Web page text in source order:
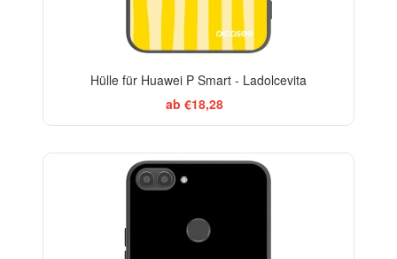
Hülle für Huawei P Smart - Ladolcevita
ab €18,28